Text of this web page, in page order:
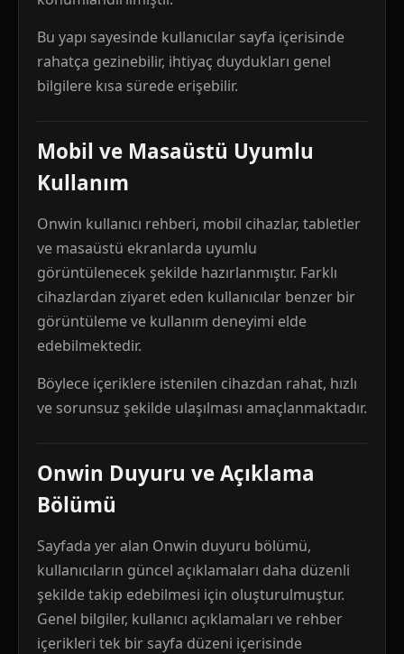
Bu yapı sayesinde kullanıcılar sayfa içerisinde
rahatça gezinebilir, ihtiyaç duydukları genel
bilgilere kısa sürede erişebilir.
Mobil ve Masaüstü Uyumlu
Kullanım
Onwin kullanıcı rehberi, mobil cihazlar, tabletler
ve masaüstü ekranlarda uyumlu
görüntülenecek şekilde hazırlanmıştır. Farklı
cihazlardan ziyaret eden kullanıcılar benzer bir
görüntüleme ve kullanım deneyimi elde
edebilmektedir.
Böylece içeriklere istenilen cihazdan rahat, hızlı
ve sorunsuz şekilde ulaşılması amaçlanmaktadır.
Onwin Duyuru ve Açıklama
Bölümü
Sayfada yer alan Onwin duyuru bölümü,
kullanıcıların güncel açıklamaları daha düzenli
şekilde takip edebilmesi için oluşturulmuştur.
Genel bilgiler, kullanıcı açıklamaları ve rehber
içerikleri tek bir sayfa düzeni içerisinde